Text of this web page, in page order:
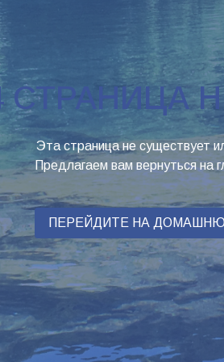
СТРАНИЦА
Эта страница не существует
Предлагаем вам вернуться на
ПЕРЕЙДИТЕ НА